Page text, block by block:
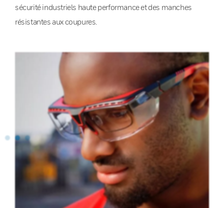
sécurité industriels haute performance et des manches
résistantes aux coupures.